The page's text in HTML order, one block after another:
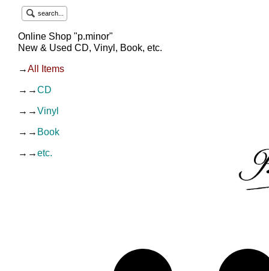
search...
Online Shop "p.minor"
New & Used CD, Vinyl, Book, etc.
→All Items
→→CD
→→Vinyl
→→ Book
→→etc.